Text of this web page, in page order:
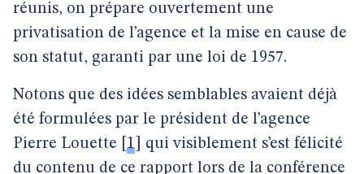
réunis, on prépare ouvertement une
privatisation de l’agence et la mise en cause de
son statut, garanti par une loi de 1957.
Notons que des idées semblables avaient déjà
été formulées par le président de l’agence
Pierre Louette
1
qui visiblement s’est félicité
du contenu de ce rapport lors de la conférence